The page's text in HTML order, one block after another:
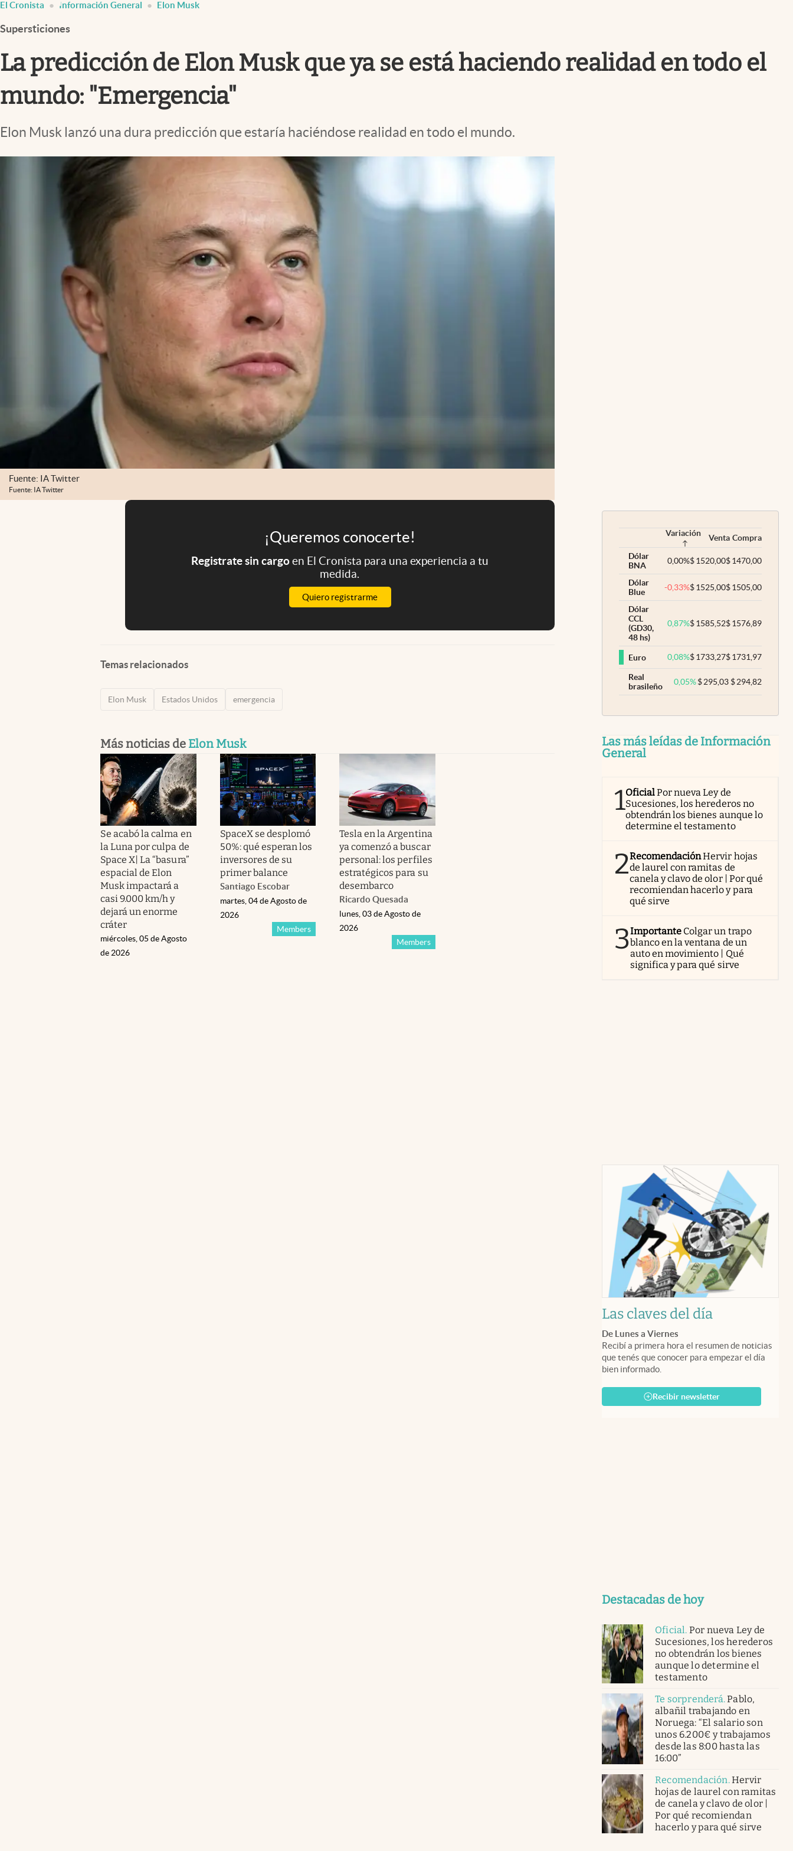
Infotechnology
Clase
Clima
Mundial 2026
Eventos Corporativos
abre en nueva pestaña
El Cronista Información General Elon Musk
Supersticiones
La predicción de Elon Musk que ya se está haciendo realidad en todo el
mundo: "Emergencia"
Elon Musk lanzó una dura predicción que estaría haciéndose realidad en todo el mundo.
Fuente: IA Twitter
Fuente: IA Twitter
¡Queremos conocerte!
Registrate sin cargoen El Cronista para una experiencia a tu
medida.
Quiero registrarme
Temas relacionados
Elon Musk Estados Unidos emergencia
Más noticias de Elon Musk
Se acabó la calma en
la Luna por culpa de
Space X| La “basura”
espacial de Elon
Musk impactará a
casi 9.000 km/h y
dejará un enorme
cráter
miércoles, 05 de Agosto
de 2026
SpaceX se desplomó
50%: qué esperan los
inversores de su
primer balance
Santiago Escobar
Members
martes, 04 de Agosto de
2026
Tesla en la Argentina
ya comenzó a buscar
personal: los perfiles
estratégicos para su
desembarco
Ricardo Quesada
Members
lunes, 03 de Agosto de
2026
Variación Venta Compra
Dólar
BNA
0,00%$1520,00$1470,00
Dólar
Blue
-0,33%$1525,00$1505,00
Dólar
CCL
(GD30,
48 hs)
0,87%$1585,52$1576,89
Euro 0,08%$1733,27$1731,97
Real
brasileño
0,05% $295,03 $294,82
Las más leídas de Información
General
1OficialPor nueva Ley de
Sucesiones, los herederos no
obtendrán los bienes aunque lo
determine el testamento
2RecomendaciónHervir hojas
de laurel con ramitas de
canela y clavo de olor | Por qué
recomiendan hacerlo y para
qué sirve
3Importante Colgar un trapo
blanco en la ventana de un
auto en movimiento | Qué
significa y para qué sirve
Las claves del día
De Lunes a Viernes
Recibí a primera hora el resumen de noticias
que tenés que conocer para empezar el día
bien informado.
Recibir newsletter
Destacadas de hoy
Oficial. Por nueva Ley de
Sucesiones, los herederos
no obtendrán los bienes
aunque lo determine el
testamento
Te sorprenderá.Pablo,
albañil trabajando en
Noruega: “El salario son
unos 6.200€ y trabajamos
desde las 8:00 hasta las
16:00”
Recomendación.Hervir
hojas de laurel con ramitas
de canela y clavo de olor |
Por qué recomiendan
hacerlo y para qué sirve